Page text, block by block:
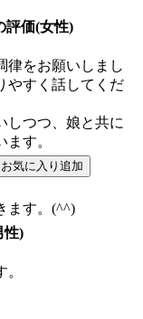
評価(女性)
律をお願いしまし
やすく話してくだ
しつつ、娘と共に
す。
ます。(^^)
性)